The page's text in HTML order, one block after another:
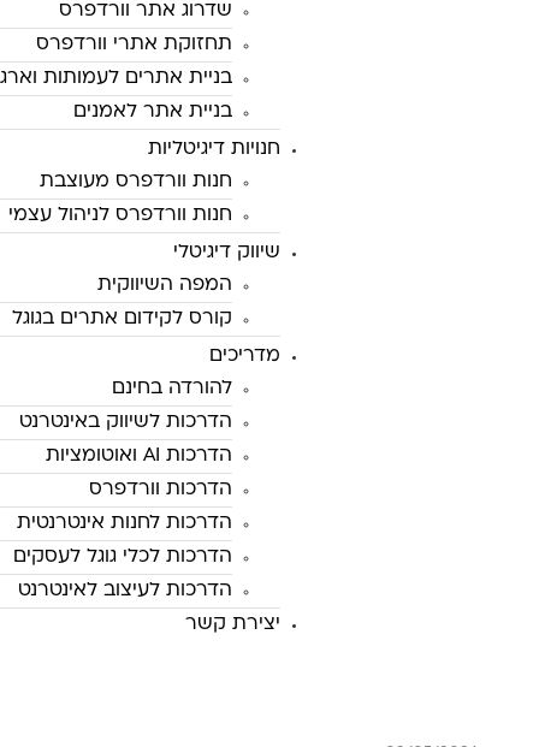
שדרוג אתר וורדפרס
תחזוקת אתרי וורדפרס
בניית אתרים לעמותות
בניית אתר לאמנים
חנויות דיגיטליות
חנות וורדפרס מעוצבת
חנות וורדפרס לניהול עצמי
שיווק דיגיטלי
המפה השיווקית
קורס לקידום אתרים בגוגל
מדריכים
להורדה בחינם
הדרכות לשיווק באינטרנט
הדרכות AI ואוטומציות
הדרכות וורדפרס
הדרכות לחנות אינטרנטית
הדרכות לכלי גוגל לעסקים
הדרכות לעיצוב לאינטרנט
יצירת קשר